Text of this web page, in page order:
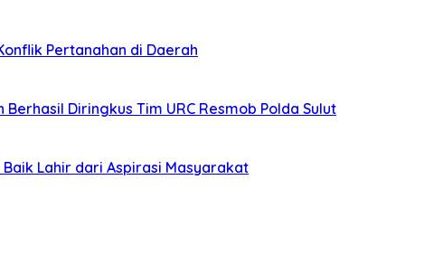
Pertanahan di Daerah
Diringkus Tim URC Resmob Polda Sulut
Baik Lahir dari Aspirasi Masyarakat